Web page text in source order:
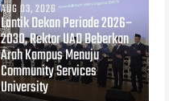
AUG 03, 2026
Lantik Dekan Periode 2026–
2030, Rektor UAD Beberkan
Arah Kampus Menuju
Community Services
University